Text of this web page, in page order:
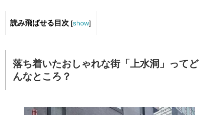
読み飛ばせる目次 [show]
落ち着いたおしゃれな街「上水洞」ってど
んなところ？